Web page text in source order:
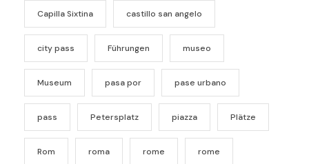
Capilla Sixtina castillo san angelo
city pass Führungen museo
Museum pasa por pase urbano
pass Petersplatz piazza Plätze
Rom roma rome rome